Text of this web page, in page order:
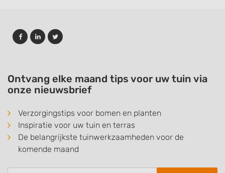
Ontvang elke maand tips voor uw tuin via
onze nieuwsbrief
Verzorgingstips voor bomen en planten
Inspiratie voor uw tuin en terras
De belangrijkste tuinwerkzaamheden voor de
komende maand